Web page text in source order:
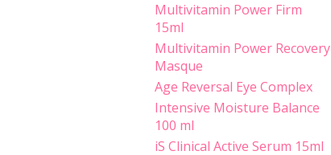
Multivitamin Power Firm
15ml
Multivitamin Power Recovery
Masque
Age Reversal Eye Complex
Intensive Moisture Balance
100 ml
iS Clinical Active Serum 15ml